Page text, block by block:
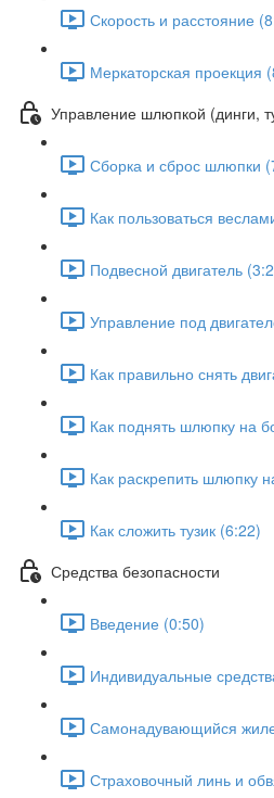
Скорость и расстояние
Меркаторская проекция
Управление шлюпкой (динги,
Сборка и сброс шлюпки
Как пользоваться
Подвесной двигатель
Управление под
Как правильно снять
Как поднять шлюпку на
Как раскрепить шлюпку
Как сложить тузик (6:22)
Средства безопасности
Введение (0:50)
Индивидуальные
Самонадувающийся
Страховочный линь и